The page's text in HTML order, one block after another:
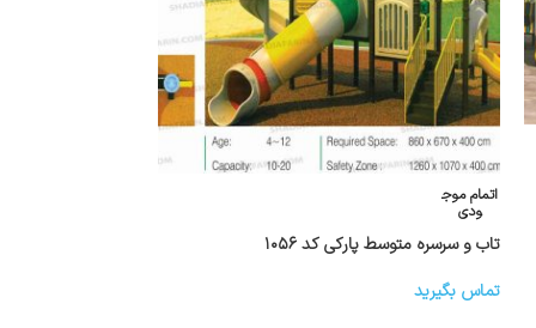
اتمام موج
ودی
تاب و سرسره متوسط پارکی کد ۱۰۵۶
تماس بگیرید